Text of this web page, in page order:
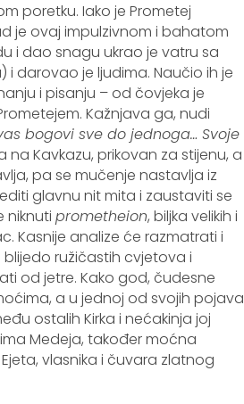
poretku. Iako je Prometej
je ovaj impulzivnom i bahatom
i dao snagu ukrao je vatru sa
darovao je ljudima. Naučio ih je
i pisanju – od čovjeka je
Kažnjava ga, nudi
bogovi sve do jednoga… Svoje
Kavkazu, prikovan za stijenu, a
pa se mučenje nastavlja iz
glavnu nit mita i zaustaviti se
niknuti prometheion, biljka velikih i
Kasnije analize će razmatrati i
ružičastih cvjetova i
od jetre. Kako god, čudesne
a u jednoj od svojih pojava
ostalih Kirka i nećakinja joj
Medeja, također moćna
vlasnika i čuvara zlatnog